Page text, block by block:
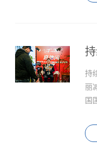
业
务"
联
加
业
持
丽
国
牌
家